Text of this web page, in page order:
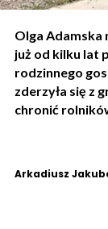
Olga Adamska
już od kilku lat
rodzinnego
zderzyła się z
chronić
Arkadiusz